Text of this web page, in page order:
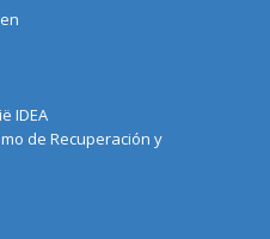
IDEA
de Recuperación y